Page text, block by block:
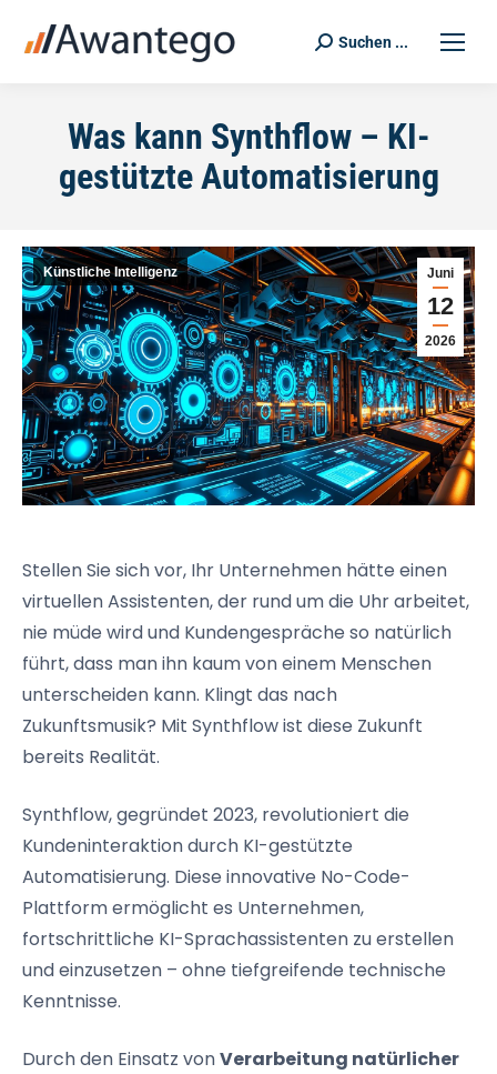
Search:
Suchen ...
Was kann Synthflow – KI-
gestützte Automatisierung
Juni
12
2026
Künstliche Intelligenz
Stellen Sie sich vor, Ihr Unternehmen hätte einen
virtuellen Assistenten, der rund um die Uhr arbeitet,
nie müde wird und Kundengespräche so natürlich
führt, dass man ihn kaum von einem Menschen
unterscheiden kann. Klingt das nach
Zukunftsmusik? Mit Synthflow ist diese Zukunft
bereits Realität.
Synthflow, gegründet 2023, revolutioniert die
Kundeninteraktion durch KI-gestützte
Automatisierung. Diese innovative No-Code-
Plattform ermöglicht es Unternehmen,
fortschrittliche KI-Sprachassistenten zu erstellen
und einzusetzen – ohne tiefgreifende technische
Kenntnisse.
Durch den Einsatz vonVerarbeitung natürlicher